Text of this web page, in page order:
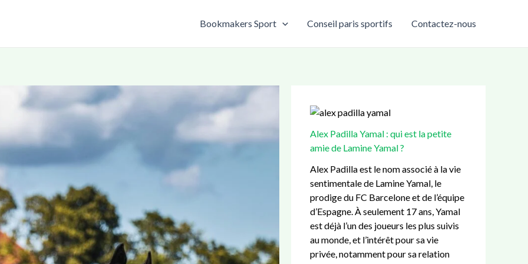
Bookmakers Sport Conseil paris sportifs Contactez-nous
Alex Padilla Yamal : qui est la petite
amie de Lamine Yamal ?
Alex Padilla est le nom associé à la vie
sentimentale de Lamine Yamal, le
prodige du FC Barcelone et de l’équipe
d’Espagne. À seulement 17 ans, Yamal
est déjà l’un des joueurs les plus suivis
au monde, et l’intérêt pour sa vie
privée, notamment pour sa relation
:
i
a
Y
a
m
a
l
:
:
o
a
u
a
r
c
e
l
o
n
e
u
M
a
n
c
h
e
s
:
b
a
l
q
u
a
r
t
t
e
:
t
a
n
u
e
:
g
u
i
d